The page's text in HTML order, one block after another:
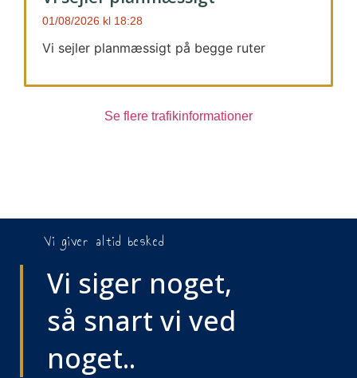
01/08/2026 18:28
Vi sejler planmæssigt på begge ruter
Se flere trafikinformationer
Vi giver altid besked
Vi siger noget,
så snart vi ved
noget..